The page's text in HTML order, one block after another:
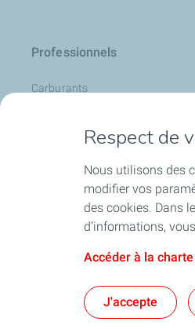
Professionnels
Carburants
Analyse d’huile : LubAnac
Devenir fournisseur
Lubrifiants
Respect de
Nous utilisons des
modifier vos
des cookies. Dans
d’informations,
Accéder à la
J'accepte